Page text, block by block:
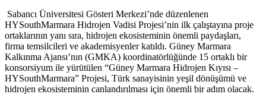
Sabancı Üniversitesi Gösteri Merkezi’nde düzenlenen
HYSouthMarmara Hidrojen Vadisi Projesi’nin ilk çalıştayına proje
ortaklarının yanı sıra, hidrojen ekosisteminin önemli paydaşları,
firma temsilcileri ve akademisyenler katıldı. Güney Marmara
Kalkınma Ajansı’nın (GMKA) koordinatörlüğünde 15 ortaklı bir
konsorsiyum ile yürütülen “Güney Marmara Hidrojen Kıyısı –
HYSouthMarmara” Projesi, Türk sanayisinin yeşil dönüşümü ve
hidrojen ekosisteminin canlandırılması için önemli bir adım olacak.